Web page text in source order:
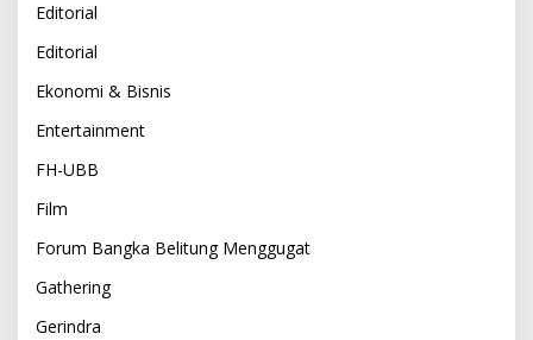
Editorial
Editorial
Ekonomi & Bisnis
Entertainment
FH-UBB
Film
Forum Bangka Belitung Menggugat
Gathering
Gerindra